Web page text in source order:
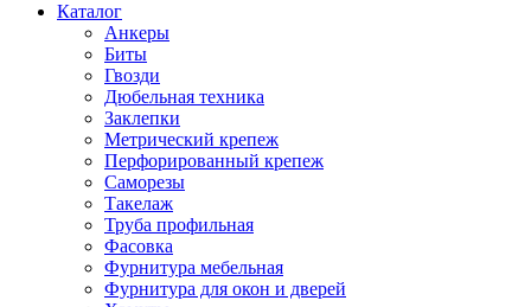
Каталог
Анкеры
Биты
Гвозди
Дюбельная техника
Заклепки
Метрический крепеж
Перфорированный крепеж
Саморезы
Такелаж
Труба профильная
Фасовка
Фурнитура мебельная
Фурнитура для окон и дверей